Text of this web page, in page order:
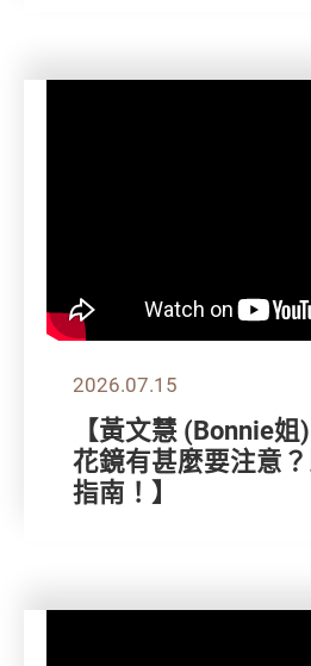
2026.07.15
【黃文慧 (Bonnie
花鏡有甚麼要注意
指南！】